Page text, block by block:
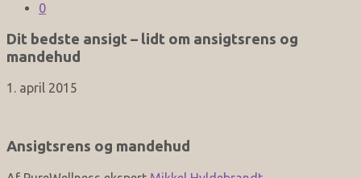
0
Dit bedste ansigt – lidt om ansigtsrens og
mandehud
1. april 2015
Ansigtsrens og mandehud